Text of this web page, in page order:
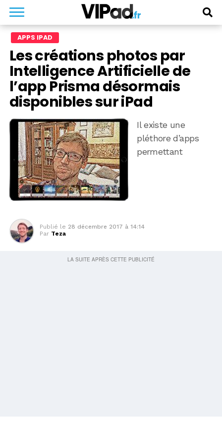
APPS IPAD
Les créations photos par
Intelligence Artificielle de
l’app Prisma désormais
disponibles sur iPad
Il existe une
pléthore d’apps
permettant
Publié le 28 décembre 2017 à 14:14
Par Teza